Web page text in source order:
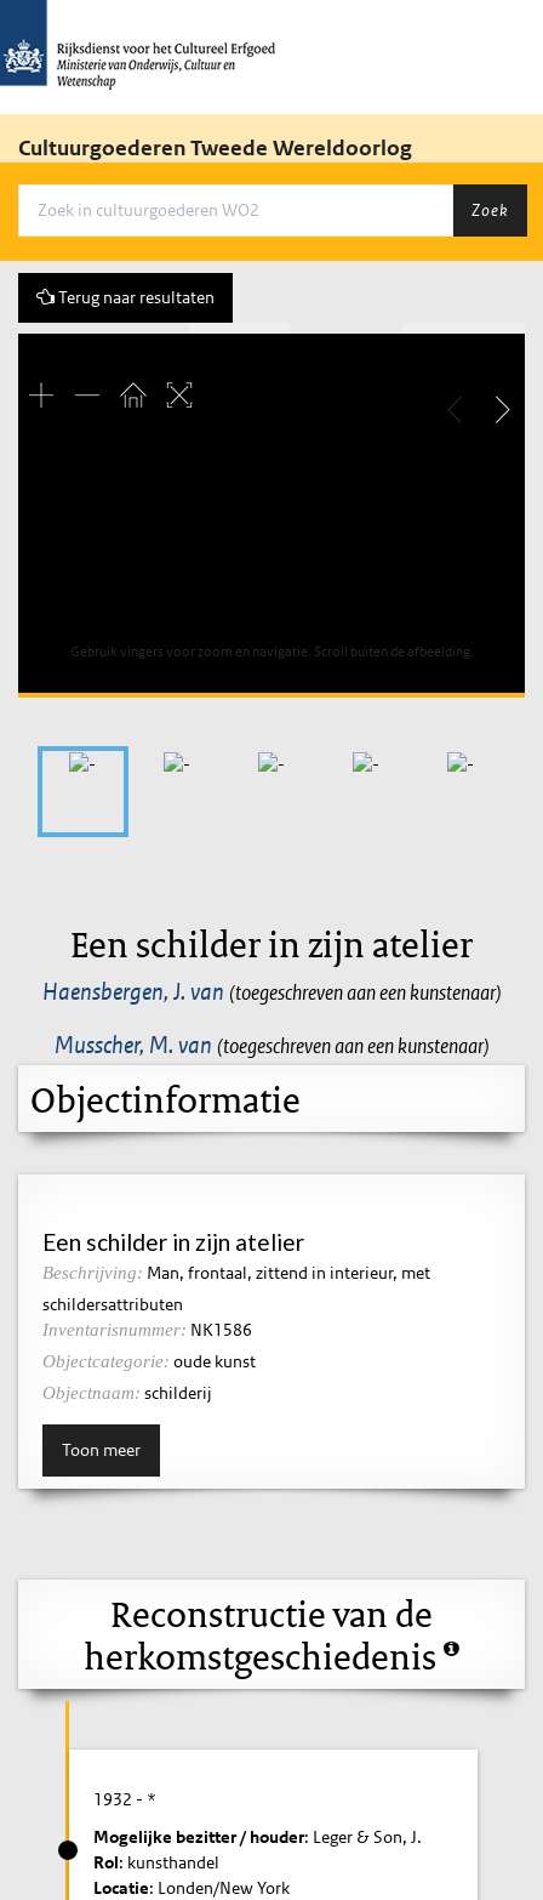
Cultuurgoederen Tweede Wereldoorlog
Zoek
Terug naar resultaten
Gebruik vingers voor zoom en navigatie. Scroll buiten de afbeelding.
Een schilder in zijn atelier
Haensbergen, J. van (toegeschreven aan een kunstenaar)
Musscher, M. van (toegeschreven aan een kunstenaar)
Objectinformatie
Een schilder in zijn atelier
Beschrijving: Man, frontaal, zittend in interieur, met
schildersattributen
Inventarisnummer: NK1586
Objectcategorie: oude kunst
Objectnaam: schilderij
Toon meer
Reconstructie van de
herkomstgeschiedenis
1932 - *
Mogelijke bezitter / houder: Leger & Son, J.
Rol: kunsthandel
Locatie: Londen/New York